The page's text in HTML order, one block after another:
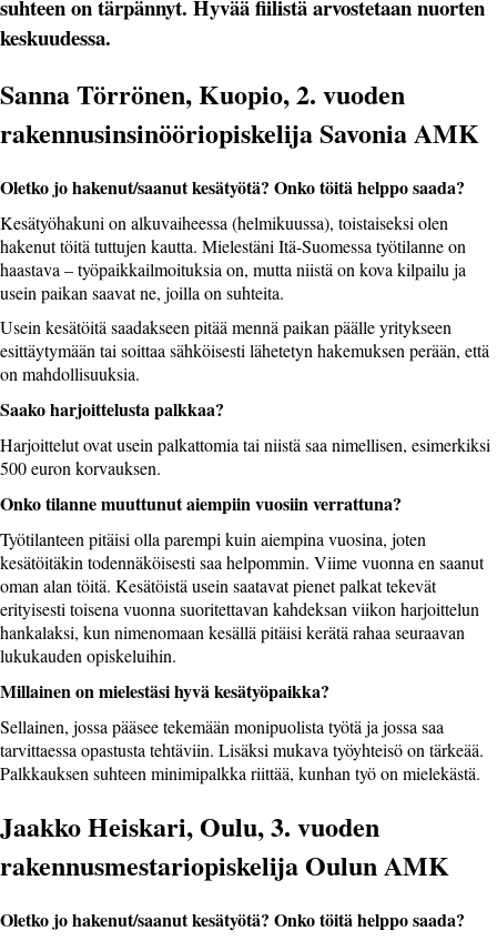
suhteen on tärpännyt. Hyvää fiilistä arvostetaan nuorten
keskuudessa.
Sanna Törrönen, Kuopio, 2. vuoden
rakennusinsinööriopiskelija Savonia AMK
Oletko jo hakenut/saanut kesätyötä? Onko töitä helppo saada?
Kesätyöhakuni on alkuvaiheessa (helmikuussa), toistaiseksi olen
hakenut töitä tuttujen kautta. Mielestäni Itä-Suomessa työtilanne on
haastava – työpaikkailmoituksia on, mutta niistä on kova kilpailu ja
usein paikan saavat ne, joilla on suhteita.
Usein kesätöitä saadakseen pitää mennä paikan päälle yritykseen
esittäytymään tai soittaa sähköisesti lähetetyn hakemuksen perään, että
on mahdollisuuksia.
Saako harjoittelusta palkkaa?
Harjoittelut ovat usein palkattomia tai niistä saa nimellisen, esimerkiksi
500 euron korvauksen.
Onko tilanne muuttunut aiempiin vuosiin verrattuna?
Työtilanteen pitäisi olla parempi kuin aiempina vuosina, joten
kesätöitäkin todennäköisesti saa helpommin. Viime vuonna en saanut
oman alan töitä. Kesätöistä usein saatavat pienet palkat tekevät
erityisesti toisena vuonna suoritettavan kahdeksan viikon harjoittelun
hankalaksi, kun nimenomaan kesällä pitäisi kerätä rahaa seuraavan
lukukauden opiskeluihin.
Millainen on mielestäsi hyvä kesätyöpaikka?
Sellainen, jossa pääsee tekemään monipuolista työtä ja jossa saa
tarvittaessa opastusta tehtäviin. Lisäksi mukava työyhteisö on tärkeää.
Palkkauksen suhteen minimipalkka riittää, kunhan työ on mielekästä.
Jaakko Heiskari, Oulu, 3. vuoden
rakennusmestariopiskelija Oulun AMK
Oletko jo hakenut/saanut kesätyötä? Onko töitä helppo saada?